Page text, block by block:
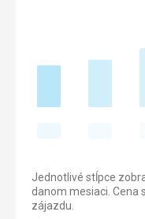
Jednotlivé stĺpce
danom mesiaci. Cena
zájazdu.